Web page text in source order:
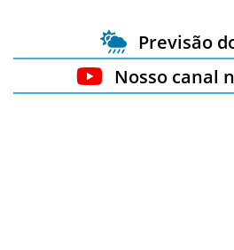
Previsão
Nosso canal